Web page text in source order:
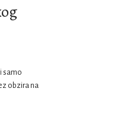
samo
obzira na